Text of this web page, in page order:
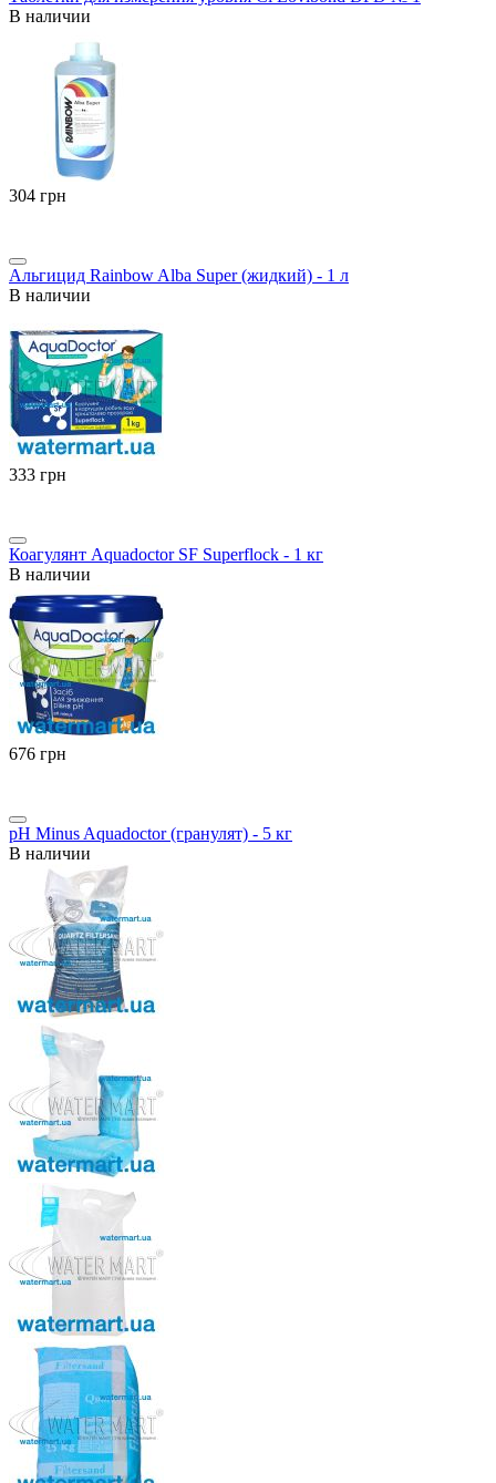
В наличии
‍304‍ грн
Альгицид Rainbow Alba Super (жидкий) - 1 л
В наличии
‍333‍ грн
Коагулянт Aquadoctor SF Superflock - 1 кг
В наличии
‍676‍ грн
pH Minus Aquadoctor (гранулят) - 5 кг
В наличии